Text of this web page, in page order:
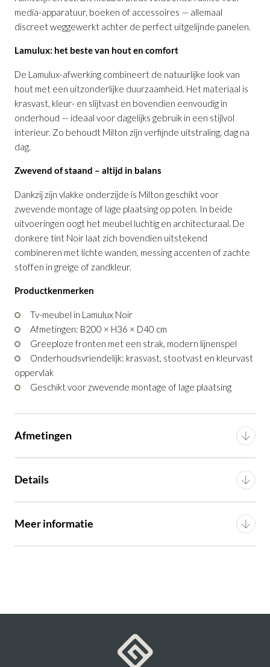
media-apparatuur, boeken of accessoires — allemaal
discreet weggewerkt achter de perfect uitgelijnde panelen.
Lamulux: het beste van hout en comfort
De Lamulux-afwerking combineert de natuurlijke look van
hout met een uitzonderlijke duurzaamheid. Het materiaal is
krasvast, kleur- en slijtvast en bovendien eenvoudig in
onderhoud — ideaal voor dagelijks gebruik in een stijlvol
interieur. Zo behoudt Milton zijn verfijnde uitstraling, dag na
dag.
Zwevend of staand – altijd in balans
Dankzij zijn vlakke onderzijde is Milton geschikt voor
zwevende montage of lage plaatsing op poten. In beide
uitvoeringen oogt het meubel luchtig en architecturaal. De
donkere tint Noir laat zich bovendien uitstekend
combineren met lichte wanden, messing accenten of zachte
stoffen in greige of zandkleur.
Productkenmerken
Tv-meubel in Lamulux Noir
Afmetingen: B200 × H36 × D40 cm
Greeploze fronten met een strak, modern lijnenspel
Onderhoudsvriendelijk: krasvast, stootvast en kleurvast
oppervlak
Geschikt voor zwevende montage of lage plaatsing
Afmetingen
Diepte 40 cm
Hoogte
Details
Voorgemonteerd (in
Meer informatie
TV-Module Milton in Noiris toegevoegd
aan je winkelmandje
TV-Module Milton in Noir
Productnummer: G12150116255
€ 954,00 incl. BTW
GA NAAR WINKELMANDJE
OF VERDER WINKELEN